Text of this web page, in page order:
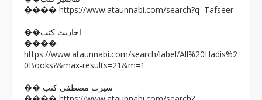
���� https://www.ataunnabi.com/search?q=Tafseer
��احادیث کتب
����
https://www.ataunnabi.com/search/label/All%20Hadis%2
0Books?&max-results=21&m=1
�� سیرت مصطفی کتب